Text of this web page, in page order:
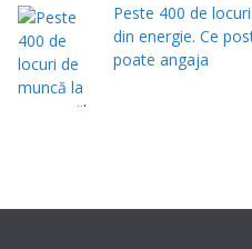
Peste 400 de
din energie. Ce
poate angaja